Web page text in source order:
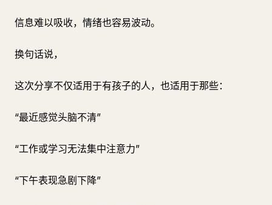
信息难以吸收，情绪也容易波动。
换句话说，
这次分享不仅适用于有孩子的人，也适用于那些：
“最近感觉头脑不清”
“工作或学习无法集中注意力”
“下午表现急剧下降”